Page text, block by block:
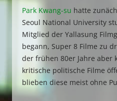
Park Kwang-su hatte
Seoul National University
Mitglied der Yallasung
begann, Super 8 Filme zu
der frühen 80er Jahre aber
kritische politische Filme
blieben diese meist ohne